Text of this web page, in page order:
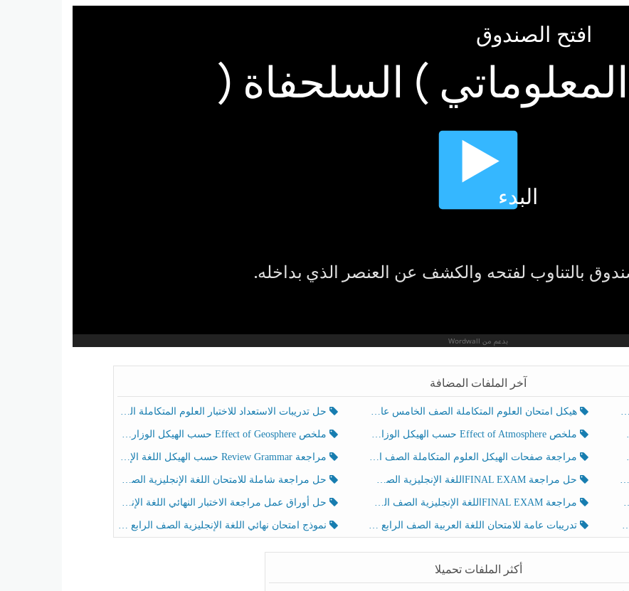
آخر الملفات المضافة
هيكل امتحان العلوم المتكاملة الصف الخامس عام الفصل الدراسي الثالث 2025-2026 حل تدريبات الاستعداد للاختبار العلوم المتكاملة الصف الخامس عام الفصل الثالث
ملخص Effect of Atmosphere حسب الهيكل الوزاري العلوم المتكاملة الصف الخامس انسبير الفصل الثالث ملخص Effect of Geosphere حسب الهيكل الوزاري العلوم المتكاملة الصف الخامس انسبير الفصل الثالث
مراجعة صفحات الهيكل العلوم المتكاملة الصف الخامس انسبير الفصل الثالث مراجعة Review Grammar حسب الهيكل اللغة الإنجليزية الصف الخامس الفصل الثالث
حل مراجعة FINAL EXAMاللغة الإنجليزية الصف الخامس الفصل الثالث حل مراجعة شاملة للامتحان اللغة الإنجليزية الصف الخامس الفصل الثالث
مراجعة FINAL EXAMاللغة الإنجليزية الصف الخامس الفصل الثالث حل أوراق عمل مراجعة الاختبار النهائي اللغة الإنجليزية الصف الرابع الفصل الثالث
تدريبات عامة للامتحان اللغة العربية الصف الرابع الفصل الثالث نموذج امتحان نهائي اللغة الإنجليزية الصف الرابع الفصل الثالث
أكثر الملفات تحميلا